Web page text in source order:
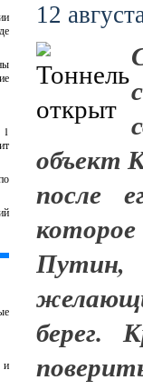
и
12
объект
после
Путин,
берег.